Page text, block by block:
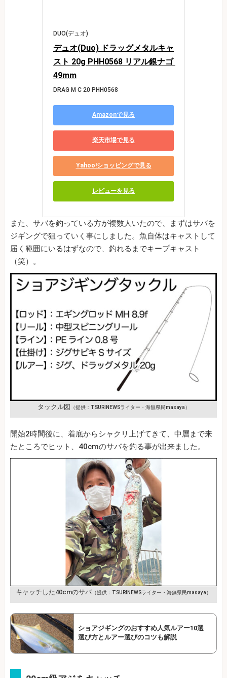
DUO(デュオ)
デュオ(Duo) ドラッグメタルキャ
スト 20g PHH0568 リアル銀ナゴ
49mm
DRAG M C 20 PHH0568
Amazonで見る
楽天市場で見る
Yahoo!ショッピングで見る
レビューを見る
また、サバを釣っている方が複数人いたので、まずはサバを
ジギングで狙っていく事にしました。魚自体はキャストして
届く範囲にいるはずなので、釣れるまでキープキャスト
（笑）。
タックル図 （提供：TSURINEWSライター・海無県民masaya）
開始2時間後に、着底からシャクリ上げてきて、中層まで来
たところでヒット、40cmのサバを釣る事が出来ました。
キャッチした40cmのサバ （提供：TSURINEWSライター・海無県民masaya）
ショアジギングのおすすめ人気ルアー10選
選び方とルアー選びのコツも解説